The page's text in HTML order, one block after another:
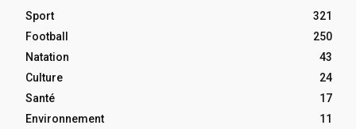
Sport
321
Football
250
Natation
43
Culture
24
Santé
17
Environnement
11